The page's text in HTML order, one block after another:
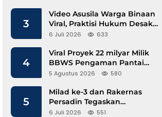
3
Video Asusila Warga Binaan
Viral, Praktisi Hukum Desak
Evaluasi Lapas Tanjung Raja
6 Juli 2026 633
4
Viral Proyek 22 milyar Milik
BBWS Pengaman Pantai
Pesisir Barat Diduga
5 Agustus 2026 580
5
Milad ke-3 dan Rakernas
Persadin Tegaskan
Komitmen Transformasi
6 Juli 2026 551